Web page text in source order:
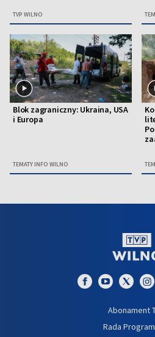
TVP WILNO
Blok zagraniczny: Ukraina, USA
i Europa
TEMATY INFO WILNO
Abonament
Rada